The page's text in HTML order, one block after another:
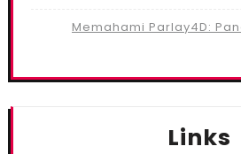
Memahami Parlay4D:
Links